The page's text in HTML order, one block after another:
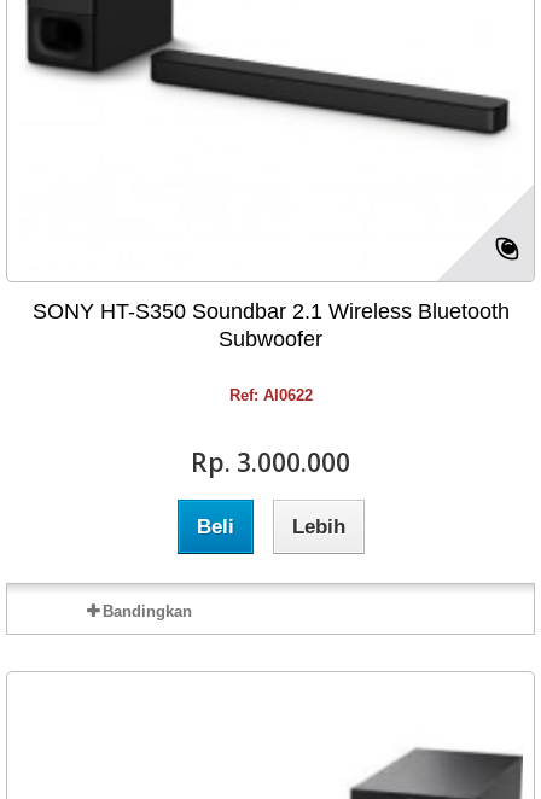
SONY HT-S350 Soundbar 2.1 Wireless Bluetooth
Subwoofer
Ref: AI0622
Rp‎. 3.000.000
Beli Lebih
Bandingkan